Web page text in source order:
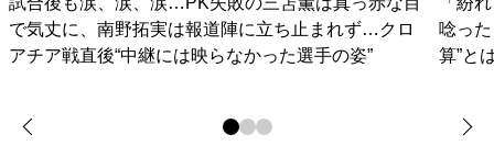
で気丈に、南野拓実は報道陣に立ち止まれず…クロ
アチア戦直後“中継には映らなかった選手の姿”
唸っ
算”と